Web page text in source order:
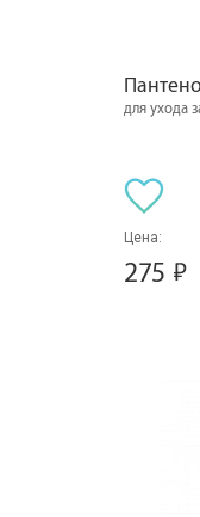
для ухода
Цена:
275